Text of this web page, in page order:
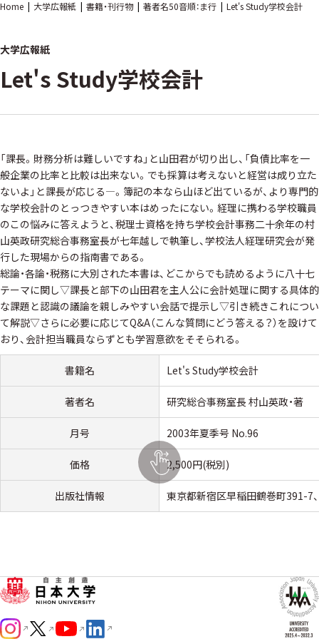
Home 大学広報紙 書籍・刊行物 著者名50音順：ま行 Let's Study学校会計
大学広報紙
Let's Study学校会計
「課長。財務分析は難しいですね」と山田君が切り出し、「負債比率を一
般企業の比率と比較は出来ない。でも採算は考えないと経営は成り立た
ないよ」と課長が応じる―。簿記の本なら山ほど出ているが、より専門的
な学校会計のとっつきやすい本はめったにない。経理に携わる学校職員
のこの悩みに答えようと、税理士資格を持ち学校会計事務二十余年の村
山英政研究総合事務室長が七年越しで執筆し、学校法人経理研究会が発
行した現場からの指南書である。
総論・各論・税務に大別された本書は、どこからでも読めるように八十七
テーマに関し▽課長と部下の山田君を主人公に会計処理に関する具体的
な課題と認識の議論を親しみやすい会話で提示し▽引き続きこれについ
て解説▽さらに必要に応じてQ&A（こんな質問にどう答える？）を設けて
おり、会計担当職員ならずとも学習意欲をそそられる。
書籍名 Let's Study学校会計
著者名 研究総合事務室長 村山英政・著
月号 2003年夏季号 No.96
価格 2,500円(税別)
出版社情報 東京都新宿区早稲田鶴巻町391-7